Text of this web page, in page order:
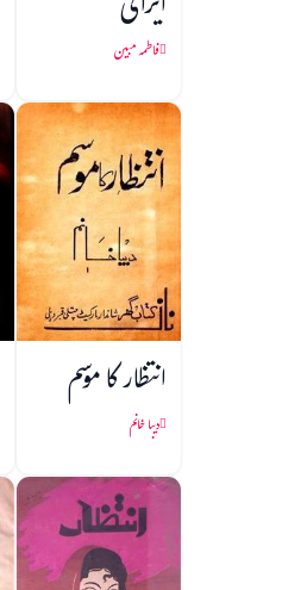
فاطمہ مبین
انتظار کا موسم
دیبا خانم